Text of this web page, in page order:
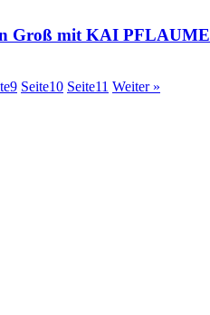
Groß mit KAI PFLAUME
9 Seite10 Seite11 Weiter »